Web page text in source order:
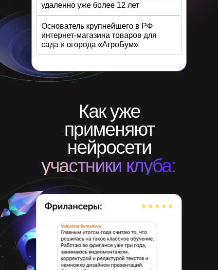
удаленно уже более 12 лет
Основатель крупнейшего в РФ
интернет-магазина товаров для
сада и огорода «АгроБум»
Как уже
применяют
нейросети
участники клуба: